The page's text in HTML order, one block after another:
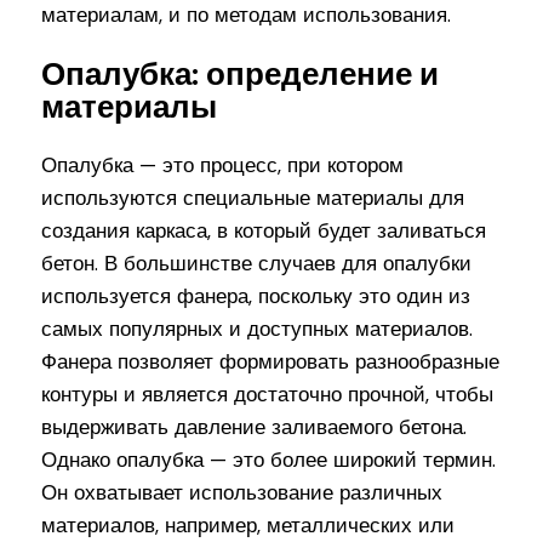
материалам, и по методам использования.
Опалубка: определение и
материалы
Опалубка — это процесс, при котором
используются специальные материалы для
создания каркаса, в который будет заливаться
бетон. В большинстве случаев для опалубки
используется фанера, поскольку это один из
самых популярных и доступных материалов.
Фанера позволяет формировать разнообразные
контуры и является достаточно прочной, чтобы
выдерживать давление заливаемого бетона.
Однако опалубка — это более широкий термин.
Он охватывает использование различных
материалов, например, металлических или